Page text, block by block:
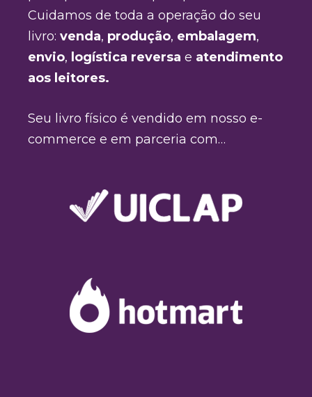
Cuidamos de toda a operação do seu
livro: venda, produção, embalagem,
envio, logística reversa e atendimento
aos leitores.
Seu livro físico é vendido em nosso e-
commerce e em parceria com…